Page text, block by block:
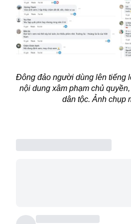
Đông đảo người dùng lên tiếng
nội dung xâm phạm chủ
dân tộc. Ảnh chụp